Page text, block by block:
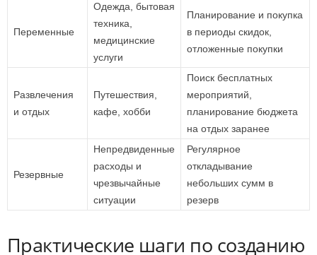
Переменные
Одежда, бытовая
техника,
медицинские
услуги
Планирование и покупка
в периоды скидок,
отложенные покупки
Развлечения
и отдых
Путешествия,
кафе, хобби
Поиск бесплатных
мероприятий,
планирование бюджета
на отдых заранее
Резервные
Непредвиденные
расходы и
чрезвычайные
ситуации
Регулярное
откладывание
небольших сумм в
резерв
Практические шаги по созданию